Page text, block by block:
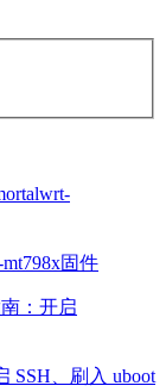
固件
SSH、刷入 uboot